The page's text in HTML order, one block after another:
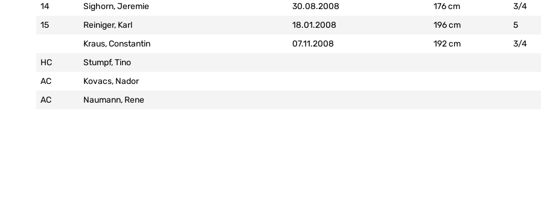
14
Sighorn, Jeremie 30.08.2008 176 cm 3/4
15
Reiniger, Karl 18.01.2008 196 cm 5
Kraus, Constantin
07.11.2008 192 cm 3/4
HC
Stumpf, Tino
AC
Kovacs, Nador
AC
Naumann, Rene